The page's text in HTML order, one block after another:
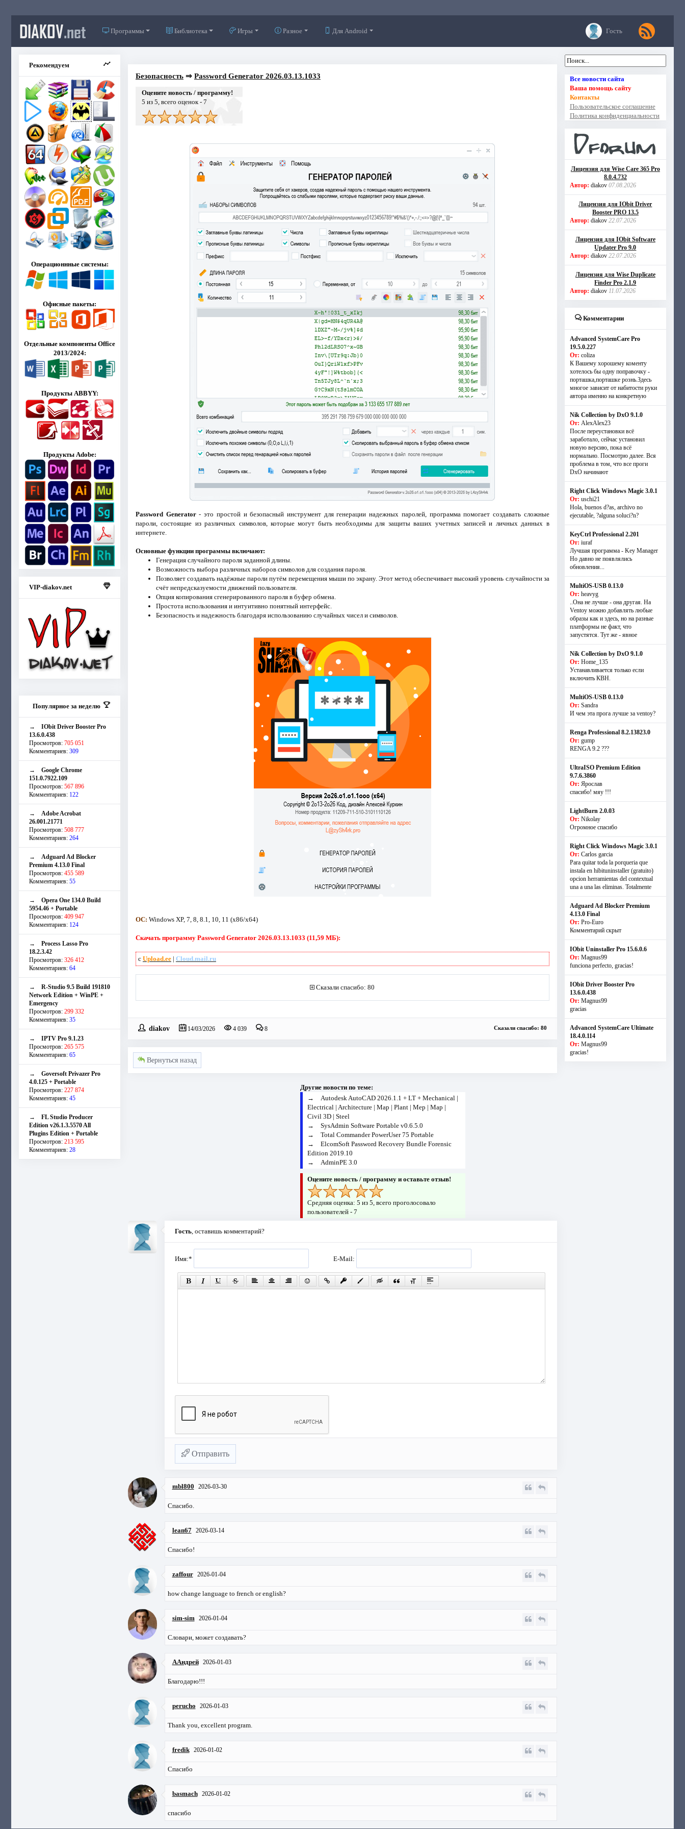
DIAKOV.net Программы Библиотека Игры Разное Для Android Гость
Рекомендуем
Операционнные системы:
Офисные пакеты:
Отдельные компоненты Office
2013/2024:
Продукты ABBYY:
Продукты Adobe:
VIP-diakov.net
Популярное за неделю
→ IObit Driver Booster Pro
13.6.0.438
Просмотров: 705 051
Комментариев: 309
→ Google Chrome
151.0.7922.109
Просмотров: 567 896
Комментариев: 122
→ Adobe Acrobat
26.001.21771
Просмотров: 508 777
Комментариев: 264
→ Adguard Ad Blocker
Premium 4.13.0 Final
Просмотров: 455 589
Комментариев: 55
→ Opera One 134.0 Build
5954.46 + Portable
Просмотров: 409 947
Комментариев: 124
→ Process Lasso Pro
18.2.3.42
Просмотров: 326 412
Комментариев: 64
→ R-Studio 9.5 Build 191810
Network Edition + WinPE +
Emergency
Просмотров: 299 332
Комментариев: 35
→ IPTV Pro 9.1.23
Просмотров: 265 575
Комментариев: 65
→ Goversoft Privazer Pro
4.0.125 + Portable
Просмотров: 227 874
Комментариев: 45
→ FL Studio Producer
Edition v26.1.3.5570 All
Plugins Edition + Portable
Просмотров: 213 595
Комментариев: 28
Безопасность⇒ Password Generator 2026.03.13.1033
Оцените новость / программу!
5 из 5, всего оценок - 7
Password Generator- это простой и безопасный инструмент для генерации надежных паролей, программа помогает создавать сложные
пароли, состоящие из различных символов, которые могут быть необходимы для защиты ваших учетных записей и личных данных в
интернете.
Основные функции программы включают:
Генерация случайного пароля заданной длины.
Возможность выбора различных наборов символов для создания пароля.
Позволяет создавать надёжные пароли путём перемещения мыши по экрану. Этот метод обеспечивает высокий уровень случайности за
счёт непредсказуемости движений пользователя.
Опция копирования сгенерированного пароля в буфер обмена.
Простота использования и интуитивно понятный интерфейс.
Безопасность и надежность благодаря использованию случайных чисел и символов.
ОС: Windows XP, 7, 8, 8.1, 10, 11 (x86/x64)
Скачать программу Password Generator 2026.03.13.1033 (11,59 МБ):
с Upload.ee| Cloud.mail.ru
Сказали спасибо: 80
diakov 14/03/2026 4 039 8 Сказали спасибо: 80
Вернуться назад
Другие новости по теме:
→ Autodesk AutoCAD 2026.1.1 + LT + Mechanical |
Electrical | Architecture | Map | Plant | Mep | Map |
Civil 3D | Steel
→SysAdmin Software Portable v0.6.5.0
→Total Commander PowerUser 75 Portable
→ElcomSoft Password Recovery Bundle Forensic
Edition 2019.10
→ AdminPE 3.0
Оцените новость / программу и оставьте отзыв!
Средняя оценка:5 из 5, всего проголосовало
пользователей -7
Гость, оставишь комментарий?
Имя:* E-Mail:
Отправить
mbl800 2026-03-30
Спасибо.
lean67 2026-03-14
Спасибо!
zaffour 2026-01-04
how change language to french or english?
sim-sim 2026-01-04
Словари, может создавать?
ААндрей 2026-01-03
Благодарю!!!
perucho 2026-01-03
Thank you, excellent program.
fredik 2026-01-02
Спасибо
basmach 2026-01-02
спасибо
Все новости сайта
Ваша помощь сайту
Контакты
Пользовательское соглашение
Политика конфиденциальности
Лицензия для Wise Care 365 Pro
8.0.4.732
Автор: diakov 07.08.2026
Лицензия для IObit Driver
Booster PRO 13.5
Автор: diakov 22.07.2026
Лицензия для IObit Software
Updater Pro 9.0
Автор: diakov 22.07.2026
Лицензия для Wise Duplicate
Finder Pro 2.1.9
Автор: diakov 11.07.2026
Комментарии
Advanced SystemCare Pro
19.5.0.227
От: coliza
К Вашему хорошему коменту
хотелось бы одну поправочку -
порташка,порташке рознь.Здесь
многое зависит от набитости руки
автора именно на конкретную
Nik Collection by DxO 9.1.0
От: AlexAlex23
После переустановки всё
заработало, сейчас установил
новую версию, пока всё
нормально. Посмотрю далее. Вся
проблема в том, что все проги
DxO начинают
Right Click Windows Magic 3.0.1
От: uschi21
Hola, buenos d?as, archivo no
ejecutable, ?alguna soluci?n?
KeyCtrl Professional 2.201
От: iuraf
Лучшая программа - Key Manager
Но давно не появлялись
обновления...
MultiOS-USB 0.13.0
От: heavyg
..Она не лучше - она другая. На
Ventoy можно добавлять любые
образы как и здесь, но на разные
платформы не факт, что
запустятся. Тут же - явное
Nik Collection by DxO 9.1.0
От: Home_135
Устанавливается только если
включить КВН.
MultiOS-USB 0.13.0
От: Sandra
И чем эта прога лучше за ventoy?
Renga Professional 8.2.13823.0
От: gump
RENGA 9.2 ???
UltraISO Premium Edition
9.7.6.3860
От: Ярослав
спасибо! мяу !!!
LightBurn 2.0.03
От: Nikolay
Огромное спасибо
Right Click Windows Magic 3.0.1
От: Carlos garcia
Para quitar toda la porqueria que
instala en hibituninstaller (gratuito)
opcion herramientas del contextual
una a una las eliminas. Totalmente
Adguard Ad Blocker Premium
4.13.0 Final
От: Pro-Euro
Комментарий скрыт
IObit Uninstaller Pro 15.6.0.6
От: Magnus99
funciona perfecto, gracias!
IObit Driver Booster Pro
13.6.0.438
От: Magnus99
gracias
Advanced SystemCare Ultimate
18.4.0.114
От: Magnus99
gracias!